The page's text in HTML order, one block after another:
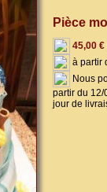
Pièce
45,00 €
à partir
Nous
partir du 12/
jour de